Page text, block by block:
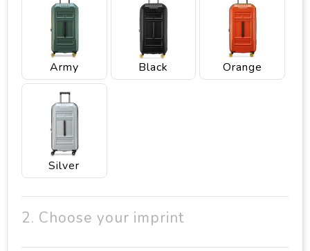
Army Black Orange
Silver
2. Choose your imprint